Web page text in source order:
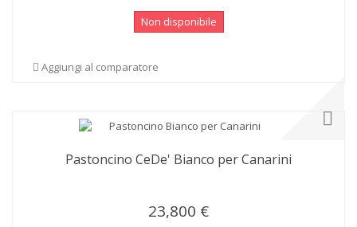
Non disponibile
Aggiungi al comparatore
Pastoncino CeDe' Bianco per Canarini
23,800 €